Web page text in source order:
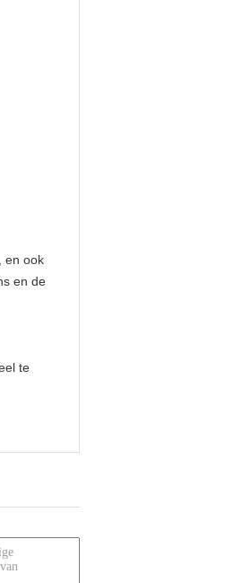
en ook
en de
te